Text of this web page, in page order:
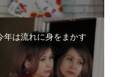
年は流れに身をまかす